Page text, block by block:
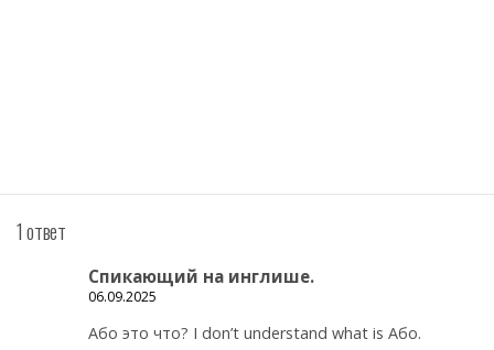
1 ответ
Спикающий на инглише.
06.09.2025
Або это что? I don’t understand what is Або.